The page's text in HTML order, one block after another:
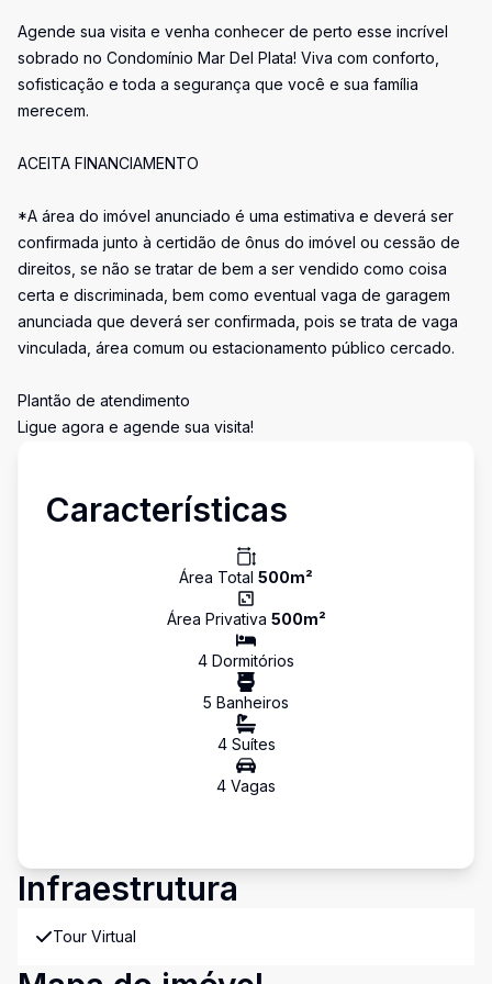
Agende sua visita e venha conhecer de perto esse incrível
sobrado no Condomínio Mar Del Plata! Viva com conforto,
sofisticação e toda a segurança que você e sua família
merecem.
ACEITA FINANCIAMENTO
*A área do imóvel anunciado é uma estimativa e deverá ser
confirmada junto à certidão de ônus do imóvel ou cessão de
direitos, se não se tratar de bem a ser vendido como coisa
certa e discriminada, bem como eventual vaga de garagem
anunciada que deverá ser confirmada, pois se trata de vaga
vinculada, área comum ou estacionamento público cercado.
Plantão de atendimento
Ligue agora e agende sua visita!
Características
Área Total 500m²
Área Privativa 500m²
4 Dormitórios
5 Banheiros
4Suítes
4 Vagas
Infraestrutura
Tour Virtual